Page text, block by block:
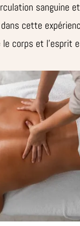
sanguine
cette
le corps et l’esprit